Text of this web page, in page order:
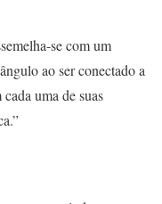
se com um
ao ser conectado a
uma de suas